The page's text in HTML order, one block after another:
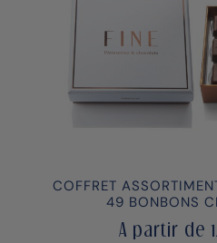
COFFRET
49 BONBONS
A partir de